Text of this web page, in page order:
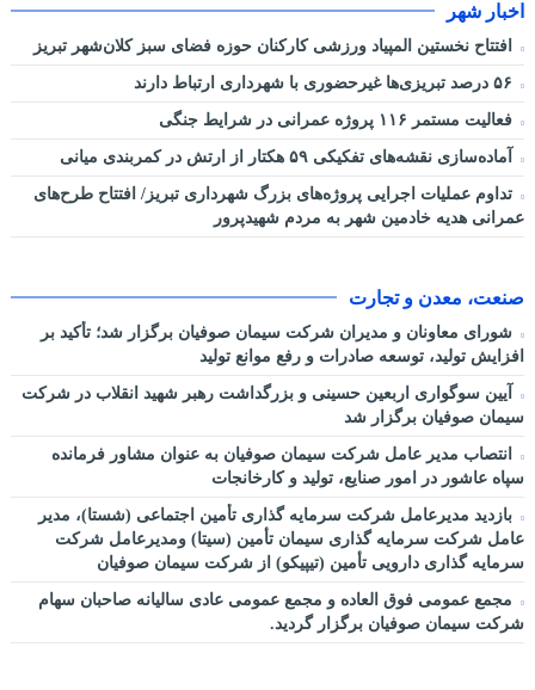
اخبار شهر
افتتاح نخستین المپیاد ورزشی کارکنان حوزه فضای سبز کلان‌شهر تبریز
فعالیت مستمر ۱۱۶ پروژه عمرانی در شرایط جنگی
آماده‌سازی نقشه‌های تفکیکی ۵۹ هکتار از ارتش در کمربندی میانی
تداوم عملیات اجرایی پروژه‌های بزرگ شهرداری تبریز/ افتتاح طرح‌های
عمرانی هدیه خادمین شهر به مردم شهیدپرور
صنعت، معدن و تجارت
شورای معاونان و مدیران شرکت سیمان صوفیان برگزار شد؛ تأکید بر
افزایش تولید، توسعه صادرات و رفع موانع تولید
آیین سوگواری اربعین حسینی و بزرگداشت رهبر شهید انقلاب در شرکت
سیمان صوفیان برگزار شد
انتصاب مدیر عامل شرکت سیمان صوفیان به عنوان مشاور فرمانده
سپاه عاشور در امور صنایع، تولید و کارخانجات
بازدید مدیرعامل شرکت سرمایه گذاری تأمین اجتماعی (شستا)، مدیر
عامل شرکت سرمایه گذاری سیمان تأمین (سیتا) ومدیرعامل شرکت
سرمایه گذاری دارویی تأمین (تیپیکو) از شرکت سیمان صوفیان
مجمع عمومی فوق العاده و مجمع عمومی عادی سالیانه صاحبان سهام
شرکت سیمان صوفیان برگزار گردید.